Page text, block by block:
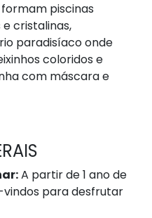
piscinas
cristalinas,
paradisíaco onde
coloridos e
com máscara e
A partir de 1 ano de
para desfrutar